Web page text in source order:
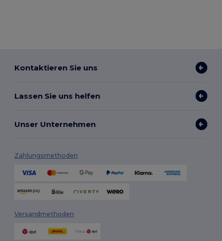
Kontaktieren Sie uns
Lassen Sie uns helfen
Unser Unternehmen
Zahlungsmethoden
Versandmethoden